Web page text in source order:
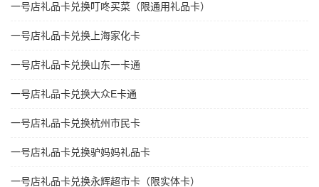
一号店礼品卡兑换叮咚买菜（限通用礼品卡）
一号店礼品卡兑换上海家化卡
一号店礼品卡兑换山东一卡通
一号店礼品卡兑换大众E卡通
一号店礼品卡兑换杭州市民卡
一号店礼品卡兑换驴妈妈礼品卡
一号店礼品卡兑换永辉超市卡（限实体卡）